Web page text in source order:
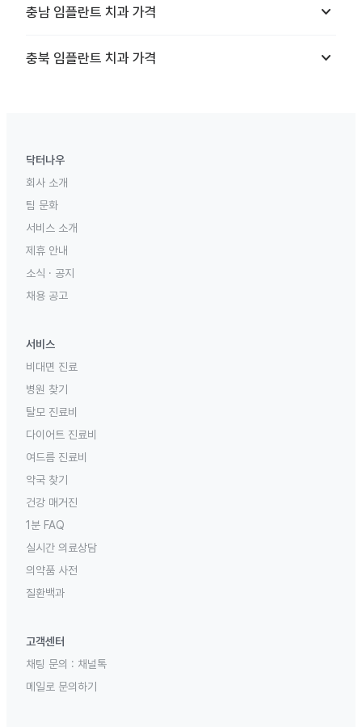
충남 임플란트 치과 가격 keyboard_arrow_down
충북 임플란트 치과 가격 keyboard_arrow_down
닥터나우
회사 소개
팀 문화
서비스 소개
제휴 안내
소식 · 공지
채용 공고
서비스
비대면 진료
병원 찾기
탈모 진료비
다이어트 진료비
여드름 진료비
약국 찾기
건강 매거진
1분 FAQ
실시간 의료상담
의약품 사전
질환백과
고객센터
채팅 문의 : 채널톡
메일로 문의하기